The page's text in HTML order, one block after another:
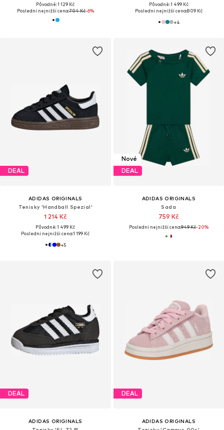
Původně: 1 129 Kč
Poslední nejnižší cena:704 Kč-6%
Původně: 1 499 Kč
Poslední nejnižší cena:809 Kč
+4
DEAL
ADIDAS ORIGINALS
Tenisky 'Handball Spezial'
1 214 Kč
Původně: 1 499 Kč
Poslední nejnižší cena:1 199 Kč
+5
Nové
DEAL
ADIDAS ORIGINALS
Sada
759 Kč
Poslední nejnižší cena:949 Kč-20%
DEAL
ADIDAS ORIGINALS
DEAL
ADIDAS ORIGINALS